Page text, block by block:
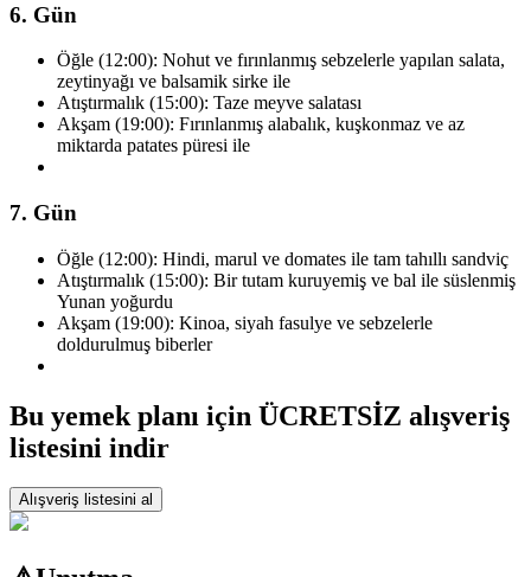
6. Gün
Öğle (12:00): Nohut ve fırınlanmış sebzelerle yapılan salata,
zeytinyağı ve balsamik sirke ile
Atıştırmalık (15:00): Taze meyve salatası
Akşam (19:00): Fırınlanmış alabalık, kuşkonmaz ve az
miktarda patates püresi ile
7. Gün
Öğle (12:00): Hindi, marul ve domates ile tam tahıllı sandviç
Atıştırmalık (15:00): Bir tutam kuruyemiş ve bal ile süslenmiş
Yunan yoğurdu
Akşam (19:00): Kinoa, siyah fasulye ve sebzelerle
doldurulmuş biberler
Bu yemek planı için ÜCRETSİZ alışveriş
listesini indir
Alışveriş listesini al